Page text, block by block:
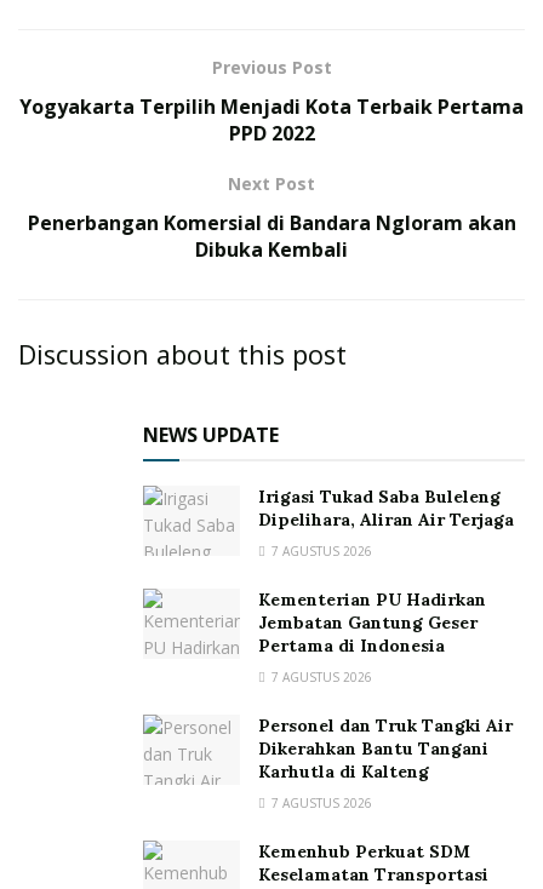
Previous Post
Yogyakarta Terpilih Menjadi Kota Terbaik Pertama
PPD 2022
Next Post
Penerbangan Komersial di Bandara Ngloram akan
Dibuka Kembali
Discussion about this post
NEWS UPDATE
Irigasi Tukad Saba Buleleng
Dipelihara, Aliran Air Terjaga
7 AGUSTUS 2026
Kementerian PU Hadirkan
Jembatan Gantung Geser
Pertama di Indonesia
7 AGUSTUS 2026
Personel dan Truk Tangki Air
Dikerahkan Bantu Tangani
Karhutla di Kalteng
7 AGUSTUS 2026
Kemenhub Perkuat SDM
Keselamatan Transportasi